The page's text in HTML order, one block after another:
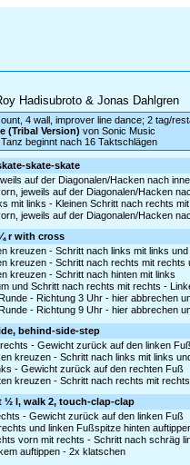
Hadisubroto & Jonas Dahlgren
4 wall, improver line dance; 2 tag/
(Tribal Version) von Sonic Music
beginnt nach 16 Taktschlägen
skate-skate
auf der Diagonalen/Hacken nach
jeweils auf der Diagonalen/Hacken
mit links - Kleinen Schritt nach rechts
jeweils auf der Diagonalen/Hacken
r with cross
kreuzen - Schritt nach links mit links
kreuzen - Schritt nach rechts mit
kreuzen - Schritt nach hinten mit links
und Schritt nach rechts mit rechts -
- Richtung 3 Uhr - hier abbrechen
- Richtung 9 Uhr - hier abbrechen
behind-side-step
- Gewicht zurück auf den linken
kreuzen - Schritt nach links mit links
- Gewicht zurück auf den rechten Fuß
kreuzen - Schritt nach rechts mit
½ l, walk 2, touch-clap-clap
- Gewicht zurück auf den linken Fuß
und linken Fußspitze hinten
vorn mit rechts - Schritt nach schräg
auftippen - 2x klatschen